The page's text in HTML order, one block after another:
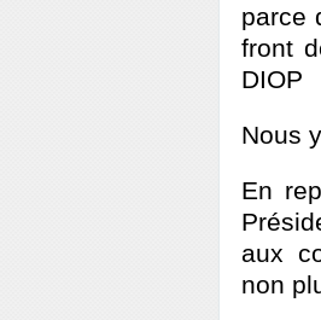
parce
front
DIOP
Nous
En
aux
non